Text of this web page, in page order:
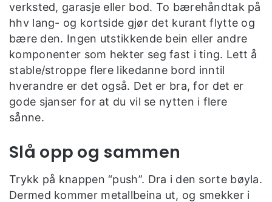
verksted, garasje eller bod. To bærehåndtak på
hhv lang- og kortside gjør det kurant flytte og
bære den. Ingen utstikkende bein eller andre
komponenter som hekter seg fast i ting. Lett å
stable/stroppe flere likedanne bord inntil
hverandre er det også. Det er bra, for det er
gode sjanser for at du vil se nytten i flere
sånne.
Slå opp og sammen
Trykk på knappen “push”. Dra i den sorte bøyla.
Dermed kommer metallbeina ut, og smekker i